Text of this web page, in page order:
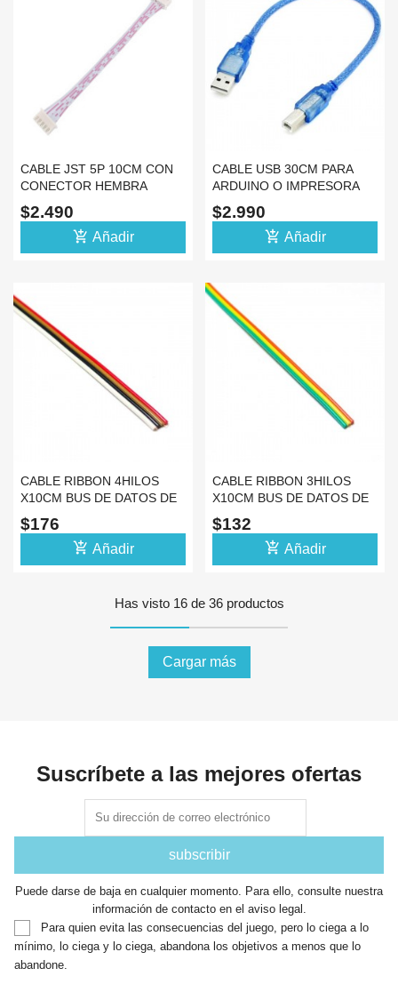
CABLE JST 5P 10CM CON
CONECTOR HEMBRA
DOBLE
$2.490
add_shopping_cart Añadir
CABLE USB 30CM PARA
ARDUINO O IMPRESORA
TIPO A A TIPO B -5
$2.990
add_shopping_cart Añadir
CABLE RIBBON 4HILOS
X10CM BUS DE DATOS DE
COLORES DUPONT
$176
add_shopping_cart Añadir
CABLE RIBBON 3HILOS
X10CM BUS DE DATOS DE
COLORES DUPONT
$132
add_shopping_cart Añadir
Has visto 16 de 36 productos
Cargar más
Suscríbete a las mejores ofertas
Puede darse de baja en cualquier momento. Para ello, consulte nuestra
información de contacto en el aviso legal.
Para quien evita las consecuencias del juego, pero lo ciega a lo
mínimo, lo ciega y lo ciega, abandona los objetivos a menos que lo
abandone.